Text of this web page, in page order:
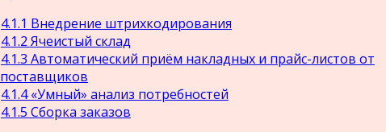
4.1.1 Внедрение штрихкодирования
4.1.2 Ячеистый склад
4.1.3 Автоматический приём накладных и прайс-листов от
поставщиков
4.1.4«Умный» анализ потребностей
4.1.5 Сборка заказов